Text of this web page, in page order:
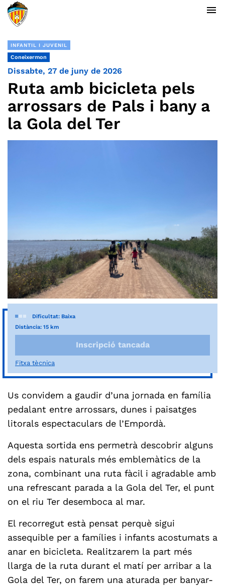
menu
INFANTIL I JUVENIL
Coneixermon
Dissabte, 27 de juny de 2026
Ruta amb bicicleta pels
arrossars de Pals i bany a
la Gola del Ter
Dificultat: Baixa
Distància: 15 km
Inscripció tancada
Fitxa tècnica
Us convidem a gaudir d’una jornada en família
pedalant entre arrossars, dunes i paisatges
litorals espectaculars de l’Empordà.
Aquesta sortida ens permetrà descobrir alguns
dels espais naturals més emblemàtics de la
zona, combinant una ruta fàcil i agradable amb
una refrescant parada a la Gola del Ter, el punt
on el riu Ter desemboca al mar.
El recorregut està pensat perquè sigui
assequible per a famílies i infants acostumats a
anar en bicicleta. Realitzarem la part més
llarga de la ruta durant el matí per arribar a la
Gola del Ter, on farem una aturada per banyar-